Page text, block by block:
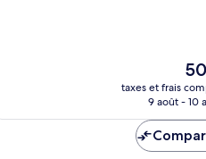
Le
prix
de
50 €
taxes et frais
9 août - 10